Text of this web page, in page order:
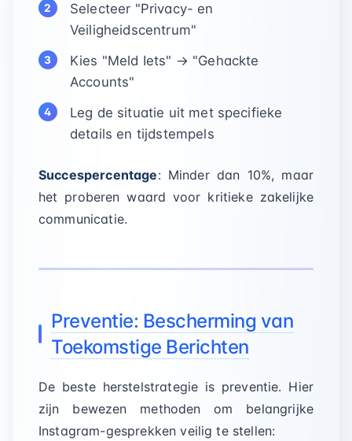
Selecteer "Privacy- en
Veiligheidscentrum"
Kies "Meld Iets" → "Gehackte
Accounts"
Leg de situatie uit met specifieke
details en tijdstempels
Succespercentage: Minder dan 10%, maar
het proberen waard voor kritieke zakelijke
communicatie.
Preventie: Bescherming van
Toekomstige Berichten
De beste herstelstrategie is preventie. Hier
zijn bewezen methoden om belangrijke
Instagram-gesprekken veilig te stellen: